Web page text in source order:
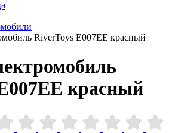
RiverToys E007EE красный
красный